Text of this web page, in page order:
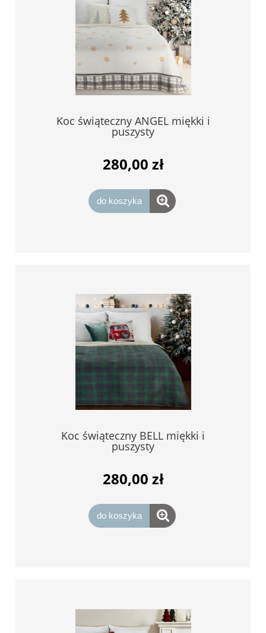
Koc świąteczny ANGEL miękki i
puszysty
280,00 zł
do koszyka
Koc świąteczny BELL miękki i
puszysty
280,00 zł
do koszyka